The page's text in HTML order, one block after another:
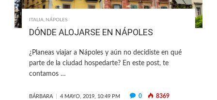
ITALIA, NÁPOLES
DÓNDE ALOJARSE EN NÁPOLES
¿Planeas viajar a Nápoles y aún no decidiste en qué
parte de la ciudad hospedarte? En este post, te
contamos …
BÁRBARA 4 MAYO, 2019, 10:49 PM 0 8369